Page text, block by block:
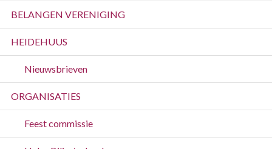
BELANGEN VERENIGING
HEIDEHUUS
Nieuwsbrieven
ORGANISATIES
Feest commissie